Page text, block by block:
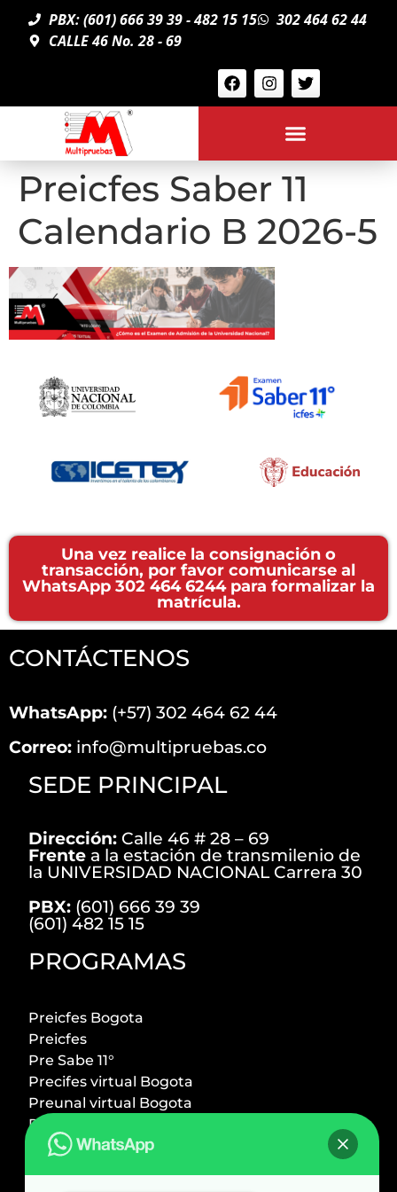
PBX: (601) 666 39 39 - 482 15 15
302 464 62 44
CALLE 46 No. 28 - 69
Preicfes Saber 11
Calendario B 2026-5
Una vez realice la consignación o
transacción, por favor comunicarse al
WhatsApp 302 464 6244 para formalizar la
matrícula.
CONTÁCTENOS
WhatsApp: (+57) 302 464 62 44
Correo: info@multipruebas.co
SEDE PRINCIPAL
Dirección: Calle 46 # 28 – 69
Frente a la estación de transmilenio de
la UNIVERSIDAD NACIONAL Carrera 30
PBX: (601) 666 39 39
(601) 482 15 15
PROGRAMAS
Preicfes Bogota
Preicfes
Pre Sabe 11°
Precifes virtual Bogota
Preunal virtual Bogota
Preicfes + Preuniversitario
Preuniversitario Bogota